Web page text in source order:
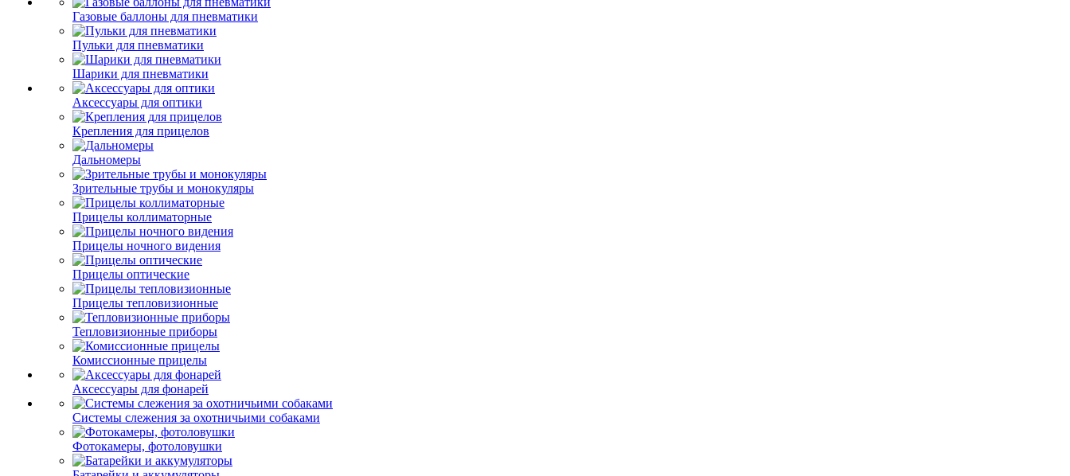
Газовые баллоны для пневматики
Пульки для пневматики
Шарики для пневматики
Аксессуары для оптики
Крепления для прицелов
Дальномеры
Зрительные трубы и монокуляры
Прицелы коллиматорные
Прицелы ночного видения
Прицелы оптические
Прицелы тепловизионные
Тепловизионные приборы
Комиссионные прицелы
Аксессуары для фонарей
Системы слежения за охотничьими собаками
Фотокамеры, фотоловушки